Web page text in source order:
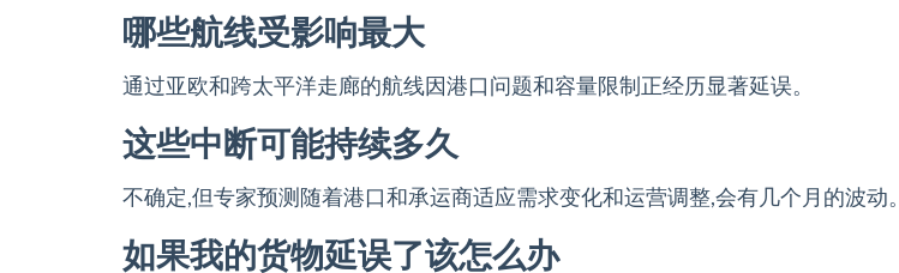
哪些航线受影响最大
通过亚欧和跨太平洋走廊的航线因港口问题和容量限制正经历显著延误。
这些中断可能持续多久
不确定,但专家预测随着港口和承运商适应需求变化和运营调整,会有几个月的波动。
如果我的货物延误了该怎么办